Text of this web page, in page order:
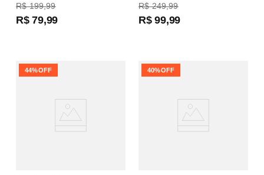
R$ 199,99
R$ 79,99
R$ 249,99
R$ 99,99
44%OFF 40%OFF